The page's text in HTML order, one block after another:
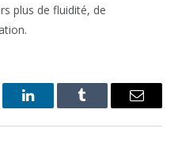
plus de fluidité, de
LinkedInTumblr Email